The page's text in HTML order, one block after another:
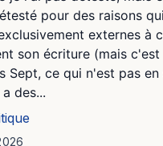
pour des raisons
externes à
son écriture (mais
Sept, ce qui n'est pas en
des...